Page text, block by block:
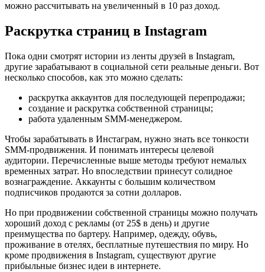
можно рассчитывать на увеличенный в 10 раз доход.
Раскрутка страниц в Instagram
Пока одни смотрят истории из ленты друзей в Instagram,
другие зарабатывают в социальной сети реальные деньги. Вот
несколько способов, как это можно сделать:
раскрутка аккаунтов для последующей перепродажи;
создание и раскрутка собственной страницы;
работа удаленным SMM-менеджером.
Чтобы зарабатывать в Инстаграм, нужно знать все тонкости
SMM-продвижения. И понимать интересы целевой
аудитории. Перечисленные выше методы требуют немалых
временных затрат. Но впоследствии принесут солидное
вознаграждение. Аккаунты с большим количеством
подписчиков продаются за сотни долларов.
Но при продвижении собственной страницы можно получать
хороший доход с рекламы (от 25$ в день) и другие
преимущества по бартеру. Например, одежду, обувь,
проживание в отелях, бесплатные путешествия по миру. Но
кроме продвижения в Instagram, существуют другие
прибыльные бизнес идеи в интернете.